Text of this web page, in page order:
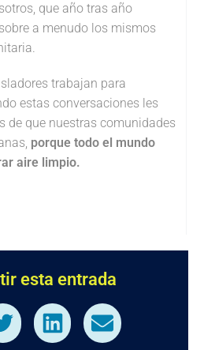
que año tras año
a menudo los mismos
trabajan para
estas conversaciones les
de que nuestras comunidades
porque todo el mundo
aire limpio.
esta entrada